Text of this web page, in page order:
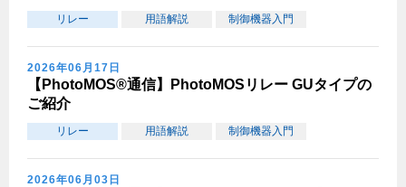
リレー 用語解説 制御機器入門
2026年06月17日
【PhotoMOS®通信】PhotoMOSリレー GUタイプの
ご紹介
リレー 用語解説 制御機器入門
2026年06月03日